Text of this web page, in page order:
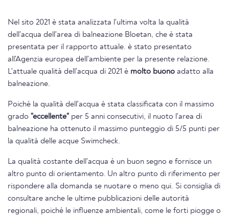
Nel sito 2021 è stata analizzata l'ultima volta la qualità
dell'acqua dell'area di balneazione Bloetan, che è stata
presentata per il rapporto attuale. è stato presentato
all'Agenzia europea dell'ambiente per la presente relazione.
L'attuale qualità dell'acqua di 2021 è molto buono adatto alla
balneazione.
Poiché la qualità dell'acqua è stata classificata con il massimo
grado "eccellente" per 5 anni consecutivi, il nuoto l'area di
balneazione ha ottenuto il massimo punteggio di 5/5 punti per
la qualità delle acque Swimcheck.
La qualità costante dell'acqua è un buon segno e fornisce un
altro punto di orientamento. Un altro punto di riferimento per
rispondere alla domanda se nuotare o meno qui. Si consiglia di
consultare anche le ultime pubblicazioni delle autorità
regionali, poiché le influenze ambientali, come le forti piogge o